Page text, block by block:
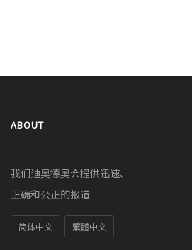
ABOUT
我们迪奥德奥会提供迅速、
正确和公正的报道
简体中文 繁體中文